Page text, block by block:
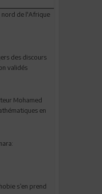
nord de l'Afrique
des discours
validés
Mohamed
en
s’en prend